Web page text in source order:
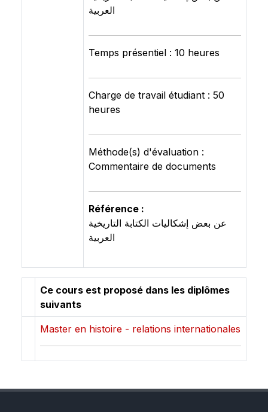
العربية
Temps présentiel : 10 heures
Charge de travail étudiant : 50
heures
Méthode(s) d'évaluation :
Commentaire de documents
Référence :
عن بعض إشكاليات الكتابة التاريخية
العربية
Ce cours est proposé dans les diplômes
suivants
Master en histoire - relations internationales